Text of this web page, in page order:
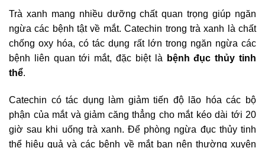
Trà xanh mang nhiều dưỡng chất quan trọng giúp ngăn
ngừa các bệnh tật về mắt. Catechin trong trà xanh là chất
chống oxy hóa, có tác dụng rất lớn trong ngăn ngừa các
bệnh liên quan tới mắt, đặc biệt là
bệnh đục thủy tinh
thể.
Catechin có tác dụng làm giảm tiến độ lão hóa các bộ
phận của mắt và giảm căng thẳng cho mắt kéo dài tới 20
giờ sau khi uống trà xanh. Để phòng ngừa đục thủy tinh
thể hiệu quả và các bệnh về mắt bạn nên thường xuyên